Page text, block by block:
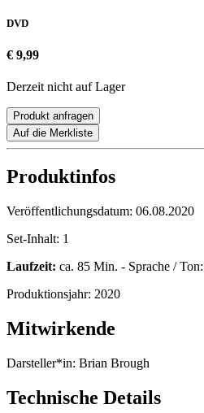
DVD
€ 9,99
Derzeit nicht auf Lager
Produkt anfragen
Auf die Merkliste
Produktinfos
Veröffentlichungsdatum: 06.08.2020
Set-Inhalt: 1
Laufzeit: ca. 85 Min. - Sprache /
Produktionsjahr: 2020
Mitwirkende
Darsteller*in: Brian Brough
Technische Details